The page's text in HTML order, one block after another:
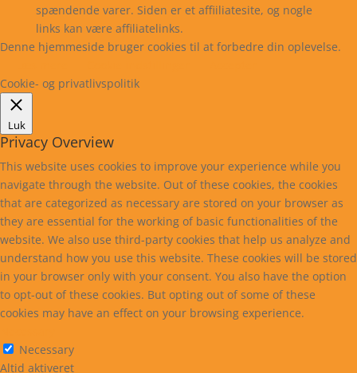
spændende varer. Siden er et affiiliatesite, og nogle
links kan være affiliatelinks.
Denne hjemmeside bruger cookies til at forbedre din oplevelse.
Cookie- og privatlivspolitik
Luk
Privacy Overview
This website uses cookies to improve your experience while you
navigate through the website. Out of these cookies, the cookies
that are categorized as necessary are stored on your browser as
they are essential for the working of basic functionalities of the
website. We also use third-party cookies that help us analyze and
understand how you use this website. These cookies will be stored
in your browser only with your consent. You also have the option
to opt-out of these cookies. But opting out of some of these
cookies may have an effect on your browsing experience.
Necessary
Altid aktiveret